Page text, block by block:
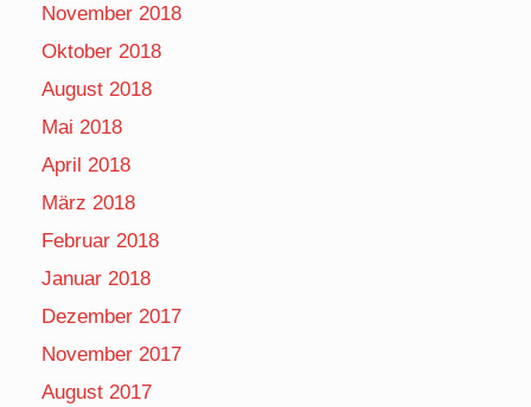
November 2018
Oktober 2018
August 2018
Mai 2018
April 2018
März 2018
Februar 2018
Januar 2018
Dezember 2017
November 2017
August 2017